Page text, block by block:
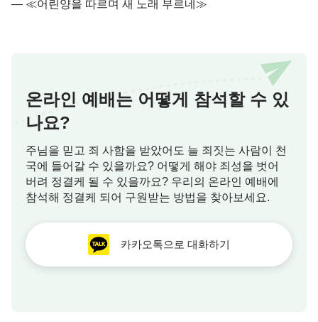
― ≪어린양을 따르며 새 노래 부르네≫
온라인 예배는 어떻게 참석할 수 있
나요?
주님을 믿고 죄 사함을 받았어도 늘 죄짓는 사람이 천
국에 들어갈 수 있을까요? 어떻게 해야 죄성을 벗어
버려 정결케 될 수 있을까요? 우리의 온라인 예배에
참석해 정결케 되어 구원받는 방법을 찾아보세요.
카카오톡으로 대화하기